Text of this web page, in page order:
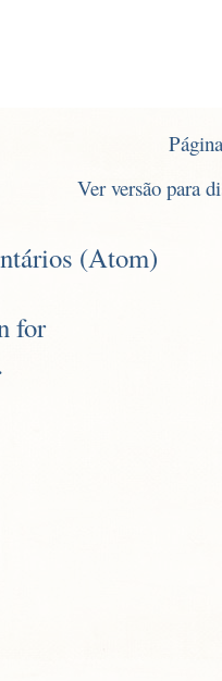
Ver versão para
(Atom)